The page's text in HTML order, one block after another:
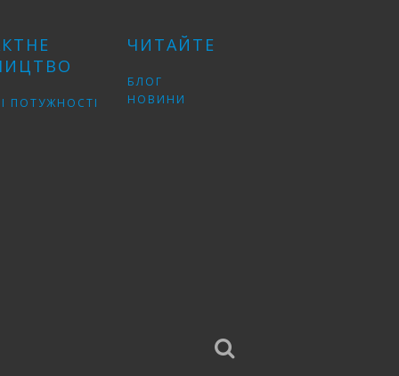
ПОТУЖНОСТІ
ЧИТАЙТЕ
БЛОГ
НОВИНИ